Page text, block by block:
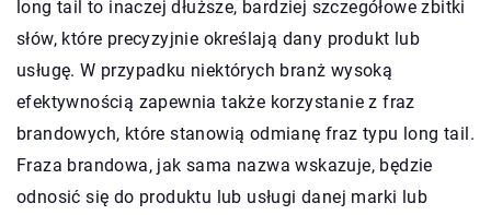
long tail to inaczej dłuższe, bardziej szczegółowe zbitki
słów, które precyzyjnie określają dany produkt lub
usługę. W przypadku niektórych branż wysoką
efektywnością zapewnia także korzystanie z fraz
brandowych, które stanowią odmianę fraz typu long tail.
Fraza brandowa, jak sama nazwa wskazuje, będzie
odnosić się do produktu lub usługi danej marki lub